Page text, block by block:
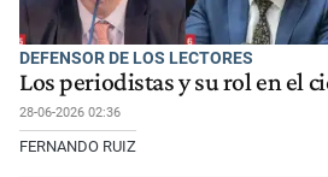
DEFENSOR DE LOS LECTORES
Los periodistas y su rol en el
28-06-2026 02:36
FERNANDO RUIZ